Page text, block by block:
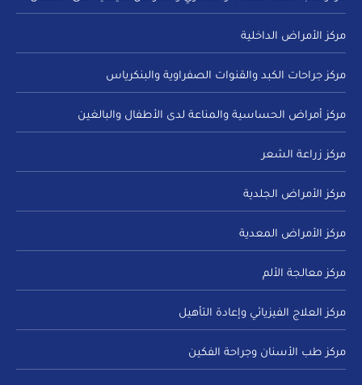
مركز الأمراض الداخلية
مركز جراحات الكبد والقنوات الصفراوية والبنكرياس
مركز أمراض الحساسية والمناعة لدى الأطفال والبالغين
مركز زراعة الشعر
مركز الأمراض الجلدية
مركز الأمراض المعدية
مركز معالجة الألم
مركز العلاج الفيزيائي وإعادة التأهيل
مركز طب الأسنان وجراحة الفكين